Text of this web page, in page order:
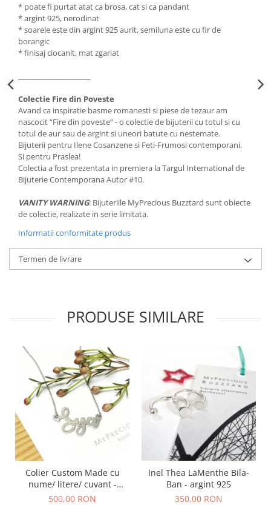
* poate fi purtat atat ca brosa, cat si ca pandant
* argint 925, nerodinat
* soarele este din argint 925 aurit, semiluna este cu fir de
borangic
* finisaj ciocanit, mat zgariat
Colectie Fire din Poveste
Avand ca inspiratie basme romanesti si piese de tezaur am
nascocit “Fire din poveste” - o colectie de bijuterii cu totul si cu
totul de aur sau de argint si uneori batute cu nestemate.
Bijuterii pentru Ilene Cosanzene si Feti-Frumosi contemporani.
Si pentru Praslea!
Colectia a fost prezentata in premiera la Targul International de
Bijuterie Contemporana Autor #10.
VANITY WARNING: Bijuteriile MyPrecious Buzztard sunt obiecte
de colectie, realizate in serie limitata.
Informatii conformitate produs
Termen de livrare
PRODUSE SIMILARE
Colier Custom Made cu
nume/ litere/ cuvant -
argint 925
500,00 RON
Inel Thea LaMenthe Bila-
Ban - argint 925
350,00 RON